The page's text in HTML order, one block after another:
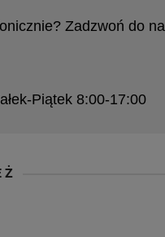
Zadzwoń do
Piątek 8:00-17:00